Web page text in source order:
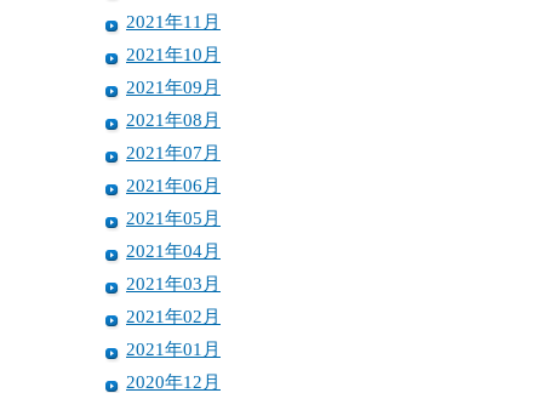
2021年11月
2021年10月
2021年09月
2021年08月
2021年07月
2021年06月
2021年05月
2021年04月
2021年03月
2021年02月
2021年01月
2020年12月